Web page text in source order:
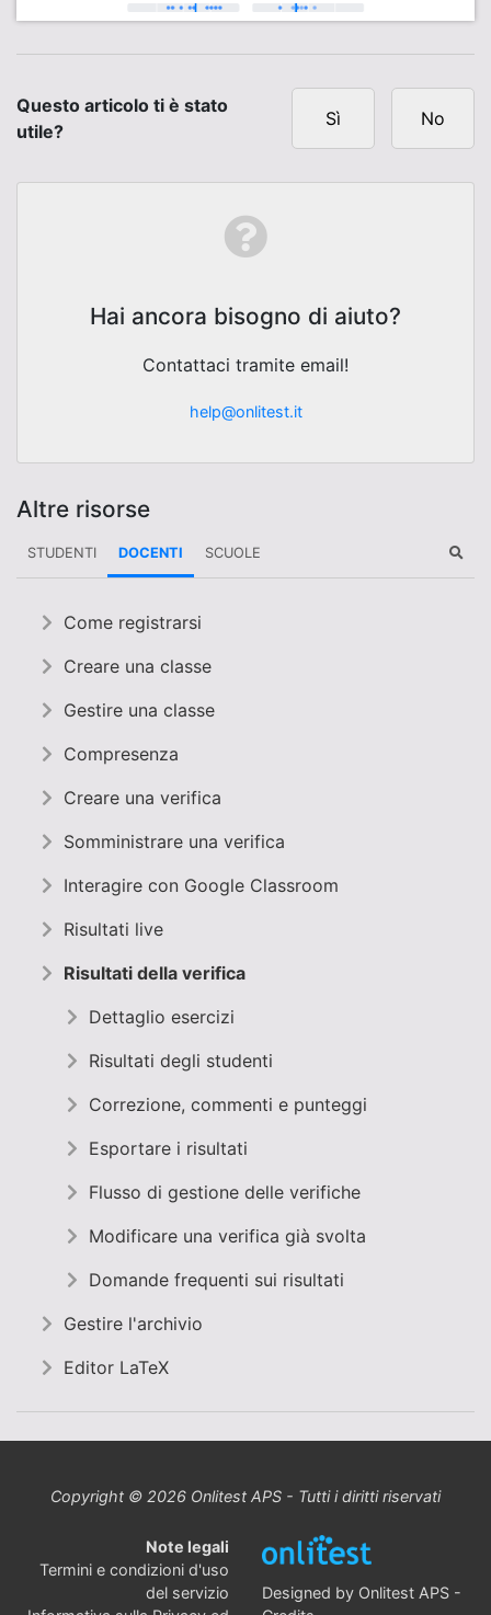
Questo articolo ti è stato
utile?
Sì No
Altre risorse
STUDENTI DOCENTI SCUOLE
Come registrarsi
Creare una classe
Gestire una classe
Compresenza
Creare una verifica
Somministrare una verifica
Interagire con Google Classroom
Risultati live
Risultati della verifica
Dettaglio esercizi
Risultati degli studenti
Correzione, commenti e punteggi
Esportare i risultati
Flusso di gestione delle verifiche
Modificare una verifica già svolta
Domande frequenti sui risultati
Gestire l'archivio
Editor LaTeX
Hai ancora bisogno di aiuto?
Contattaci tramite email!
help@onlitest.it
Copyright © 2026 Onlitest APS - Tutti i diritti riservati
Note legali
Termini e condizioni d'uso
del servizio
Designed by Onlitest APS -